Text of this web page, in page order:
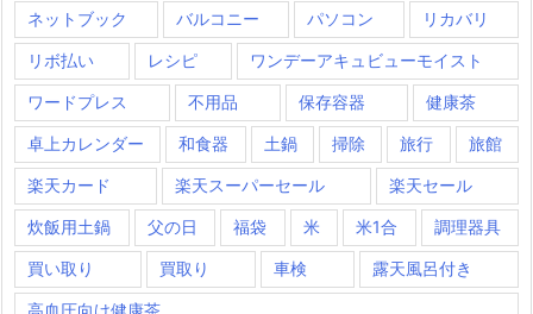
ネットブック バルコニー パソコン リカバリ
リボ払い レシピ ワンデーアキュビューモイスト
ワードプレス 不用品 保存容器 健康茶
卓上カレンダー 和食器 土鍋 掃除 旅行 旅館
楽天カード 楽天スーパーセール 楽天セール
炊飯用土鍋 父の日 福袋 米 米1合 調理器具
買い取り 買取り 車検 露天風呂付き
高血圧向け健康茶